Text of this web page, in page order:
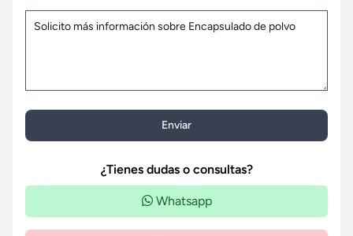
Enviar
¿Tienes dudas o consultas?
Whatsapp